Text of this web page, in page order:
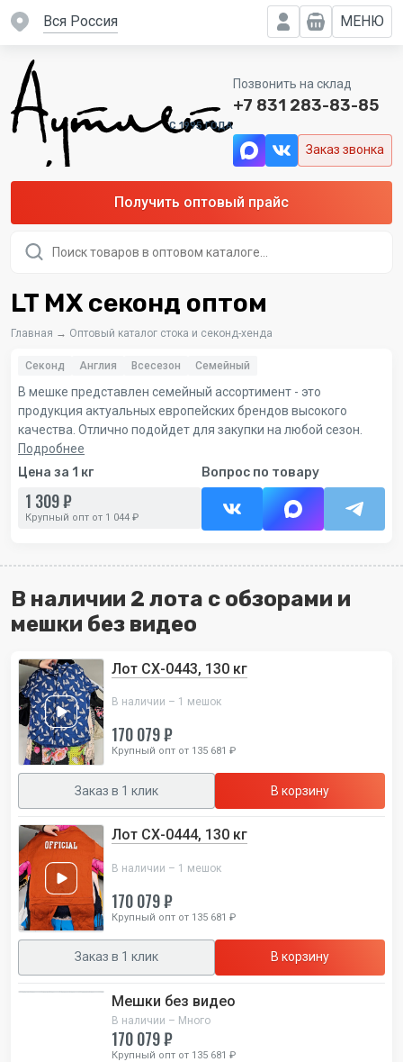
вся Россия МЕНЮ
C 1995 ГОДА
Позвонить на склад
+7 831 283-83-85
Заказ звонка
Получить оптовый прайс
товаров
LT MX секонд оптом
Главная → Оптовый каталог стока и секонд-хенда
Секонд Англия Всесезон Семейный
В мешке представлен семейный ассортимент - это
продукция актуальных европейских брендов высокого
качества. Отлично подойдет для закупки на любой сезон.
Подробнее
Цена за 1 кг
1 309 ₽
Крупный опт от 1 044 ₽
Вопрос по товару
В наличии 2 лота с обзорами и
мешки без видео
Лот СХ-0443, 130 кг
В наличии – 1 мешок
170 079 ₽
Крупный опт от 135 681 ₽
Заказ в 1 клик В корзину
Лот СХ-0444, 130 кг
В наличии – 1 мешок
170 079 ₽
Крупный опт от 135 681 ₽
Заказ в 1 клик В корзину
Мешки без видео
В наличии – Много
170 079 ₽
Крупный опт от 135 681 ₽